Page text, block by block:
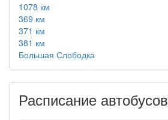
1078 км
369 км
371 км
381 км
Большая Слободка
Расписание автобусов